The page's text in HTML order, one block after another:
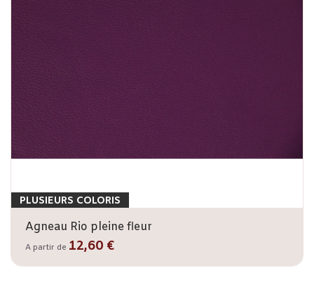
PLUSIEURS COLORIS
Agneau Rio pleine fleur
A partir de 12,60 €